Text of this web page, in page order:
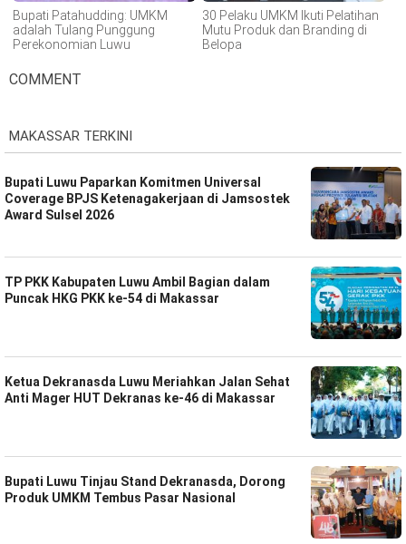
Bupati Patahudding: UMKM
adalah Tulang Punggung
Perekonomian Luwu
30 Pelaku UMKM Ikuti Pelatihan
Mutu Produk dan Branding di
Belopa
COMMENT
MAKASSAR TERKINI
Bupati Luwu Paparkan Komitmen Universal
Coverage BPJS Ketenagakerjaan di Jamsostek
Award Sulsel 2026
TP PKK Kabupaten Luwu Ambil Bagian dalam
Puncak HKG PKK ke-54 di Makassar
Ketua Dekranasda Luwu Meriahkan Jalan Sehat
Anti Mager HUT Dekranas ke-46 di Makassar
Bupati Luwu Tinjau Stand Dekranasda, Dorong
Produk UMKM Tembus Pasar Nasional